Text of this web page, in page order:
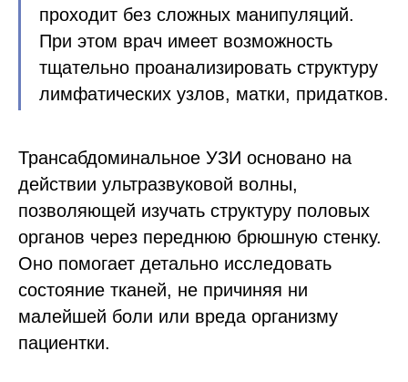
проходит без сложных манипуляций.
При этом врач имеет возможность
тщательно проанализировать структуру
лимфатических узлов, матки, придатков.
Трансабдоминальное УЗИ основано на
действии ультразвуковой волны,
позволяющей изучать структуру половых
органов через переднюю брюшную стенку.
Оно помогает детально исследовать
состояние тканей, не причиняя ни
малейшей боли или вреда организму
пациентки.